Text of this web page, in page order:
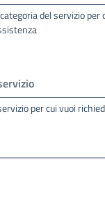
del servizio per
per cui vuoi